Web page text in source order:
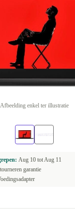
Afbeelding enkel ter illustratie
Aug 10 totAug 11
garantie